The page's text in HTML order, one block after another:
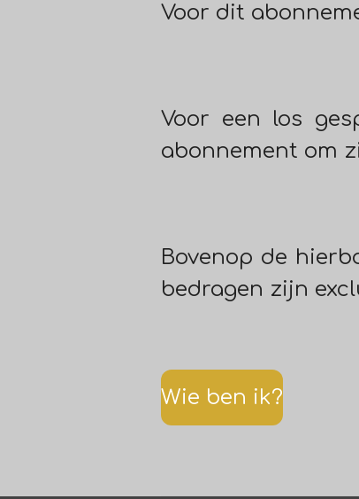
Voor dit
Voor een los
abonnement om
Bovenop de
bedragen zijn
Wie ben ik?